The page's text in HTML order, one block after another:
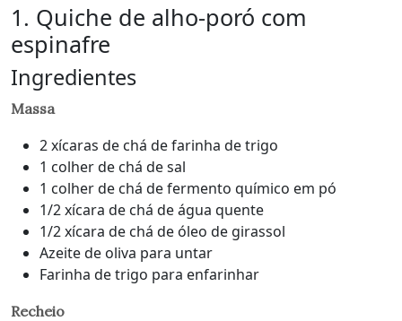
1. Quiche de alho-poró com
espinafre
Ingredientes
Massa
2 xícaras de chá de farinha de trigo
1 colher de chá de sal
1 colher de chá de fermento químico em pó
1/2 xícara de chá de água quente
1/2 xícara de chá de óleo de girassol
Azeite de oliva para untar
Farinha de trigo para enfarinhar
Recheio